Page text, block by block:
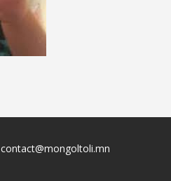
contact@mongoltoli.mn